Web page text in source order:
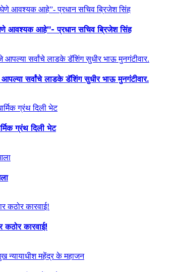
घेणे आवश्यक आहे”- प्रधान सचिव ब्रिजेश सिंह
सर्वांचे लाडके डॅशिंग सुधीर भाऊ मुनगंटीवार.
ग्रंथ दिली भेट
कठोर कारवाई!